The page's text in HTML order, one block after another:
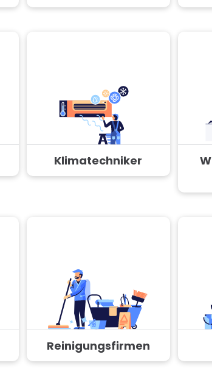
Klimatechniker
Reinigungsfirmen